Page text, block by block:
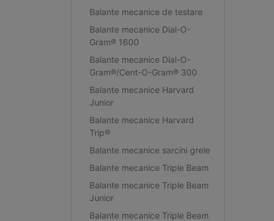
Balante mecanice de testare
Balante mecanice Dial-O-
Gram® 1600
Balante mecanice Dial-O-
Gram®/Cent-O-Gram® 300
Balante mecanice Harvard
Junior
Balante mecanice Harvard
Trip®
Balante mecanice sarcini grele
Balante mecanice Triple Beam
Balante mecanice Triple Beam
Junior
Balante mecanice Triple Beam